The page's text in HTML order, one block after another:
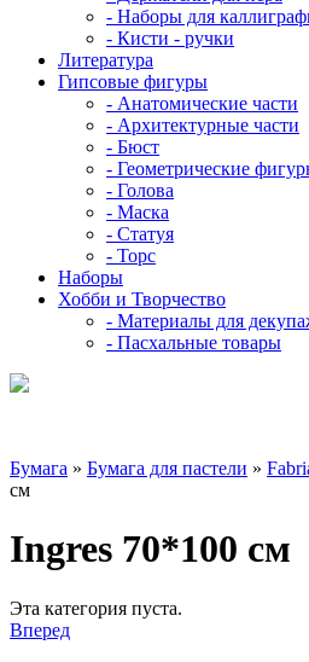
- Наборы для
- Кисти - ручки
Литература
Гипсовые фигуры
- Анатомические части
- Архитектурные части
- Бюст
- Геометрические
- Голова
- Маска
- Статуя
- Торс
Наборы
Хобби и Творчество
- Материалы для
- Пасхальные товары
Бумага » Бумага для пастели »
см
Ingres 70*100 см
Эта категория пуста.
Вперед